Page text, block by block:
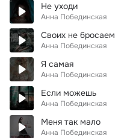
Не уходи
Анна Побединская
Своих не бросаем
Анна Побединская
Я самая
Анна Побединская
Если можешь
Анна Побединская
Меня так мало
Анна Побединская